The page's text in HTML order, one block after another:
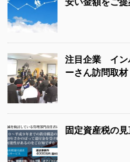
注目企業 イン
ーさん訪問取材
固定資産税の見